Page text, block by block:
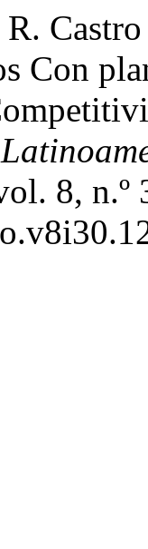
Castro
Con
8, n.º